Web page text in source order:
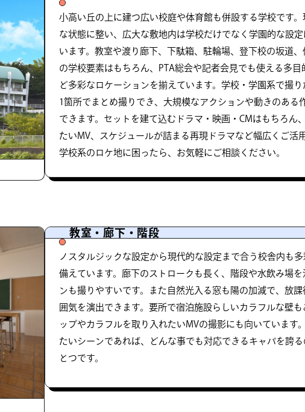
小高い丘の上に建つ広い校庭や体育館も併設する学校です
な状態に整い、広大な敷地内は学校だけでなく学園的な設
います。教室や渡り廊下、下駄箱、駐輪場、登下校の坂道、
の学校要素はもちろん、PTA総会や記者会見でも使える多目
ど多彩なロケーションを揃えています。学校・学園系で撮り
1箇所でまとめ撮りでき、大規模なアクションや動きのある
できます。セットを建て込むドラマ・映画・CMはもちろん
たいMV、スケジュールが詰まる再現ドラマなど幅広くご活
学校系のロケ地に困ったら、お気軽にご相談ください。
教室・廊下・階段
ノスタルジックな設定から現代的な設定まで合う校舎内も
備えています。廊下のストロークも長く、階段や水飲み場を
ンも撮りやすいです。また自然光入る窓も陽の加減で、放
囲気を演出できます。要所で宿泊施設らしいカラフルな壁
ップやカラフルを取り入れたいMVの撮影にも向いています
たいシーンであれば、どんな事でも対応できるキャパを誇
とつです。